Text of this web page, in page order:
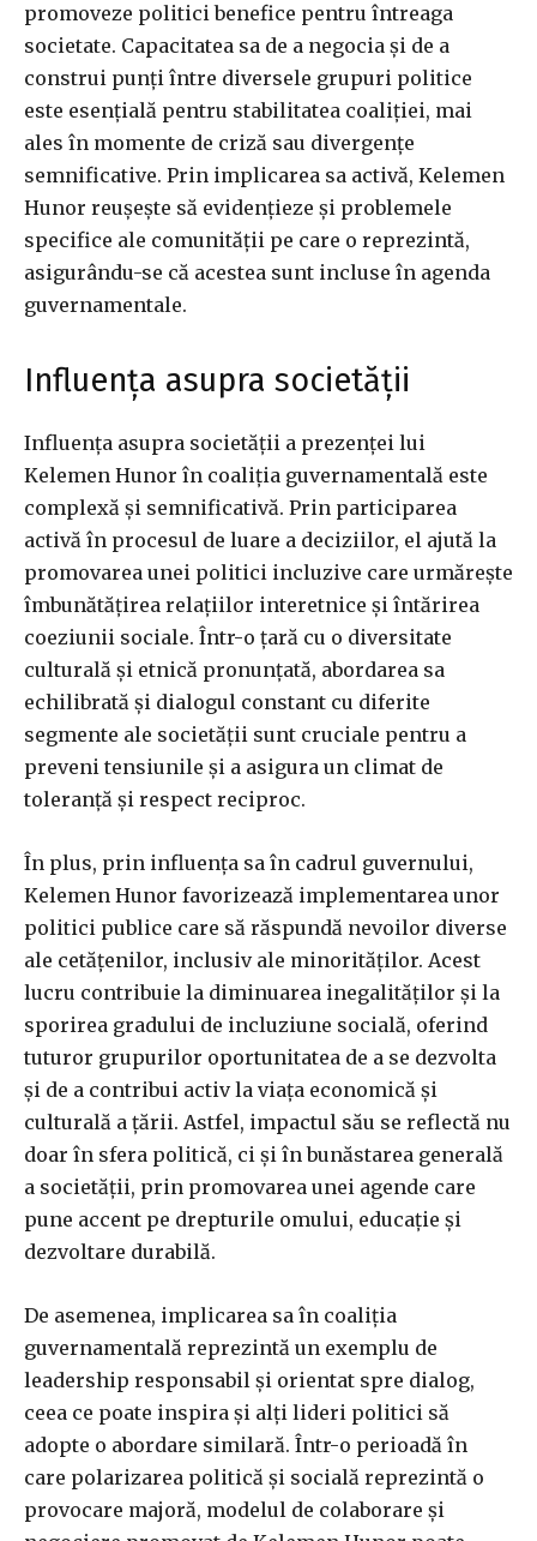
promoveze politici benefice pentru întreaga
societate. Capacitatea sa de a negocia și de a
construi punți între diversele grupuri politice
este esențială pentru stabilitatea coaliției, mai
ales în momente de criză sau divergențe
semnificative. Prin implicarea sa activă, Kelemen
Hunor reușește să evidențieze și problemele
specifice ale comunității pe care o reprezintă,
asigurându-se că acestea sunt incluse în agenda
guvernamentale.
Influența asupra societății
Influența asupra societății a prezenței lui
Kelemen Hunor în coaliția guvernamentală este
complexă și semnificativă. Prin participarea
activă în procesul de luare a deciziilor, el ajută la
promovarea unei politici incluzive care urmărește
îmbunătățirea relațiilor interetnice și întărirea
coeziunii sociale. Într-o țară cu o diversitate
culturală și etnică pronunțată, abordarea sa
echilibrată și dialogul constant cu diferite
segmente ale societății sunt cruciale pentru a
preveni tensiunile și a asigura un climat de
toleranță și respect reciproc.
În plus, prin influența sa în cadrul guvernului,
Kelemen Hunor favorizează implementarea unor
politici publice care să răspundă nevoilor diverse
ale cetățenilor, inclusiv ale minorităților. Acest
lucru contribuie la diminuarea inegalităților și la
sporirea gradului de incluziune socială, oferind
tuturor grupurilor oportunitatea de a se dezvolta
și de a contribui activ la viața economică și
culturală a țării. Astfel, impactul său se reflectă nu
doar în sfera politică, ci și în bunăstarea generală
a societății, prin promovarea unei agende care
pune accent pe drepturile omului, educație și
dezvoltare durabilă.
De asemenea, implicarea sa în coaliția
guvernamentală reprezintă un exemplu de
leadership responsabil și orientat spre dialog,
ceea ce poate inspira și alți lideri politici să
adopte o abordare similară. Într-o perioadă în
care polarizarea politică și socială reprezintă o
provocare majoră, modelul de colaborare și